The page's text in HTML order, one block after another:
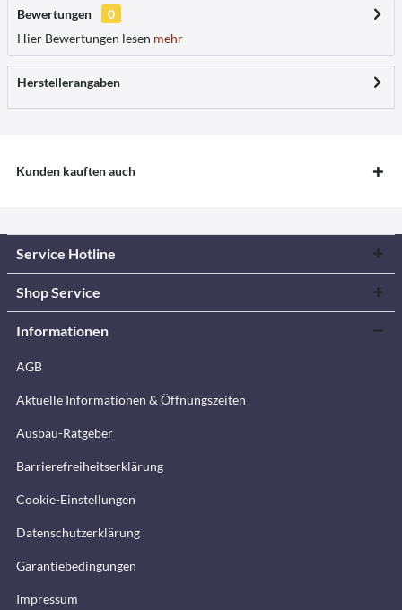
Bewertungen
0
Hier Bewertungen lesen mehr
Herstellerangaben
Kunden kauften auch
Service Hotline
Shop Service
Informationen
AGB
Aktuelle Informationen & Öffnungszeiten
Ausbau-Ratgeber
Barrierefreiheitserklärung
Cookie-Einstellungen
Datenschutzerklärung
Garantiebedingungen
Impressum